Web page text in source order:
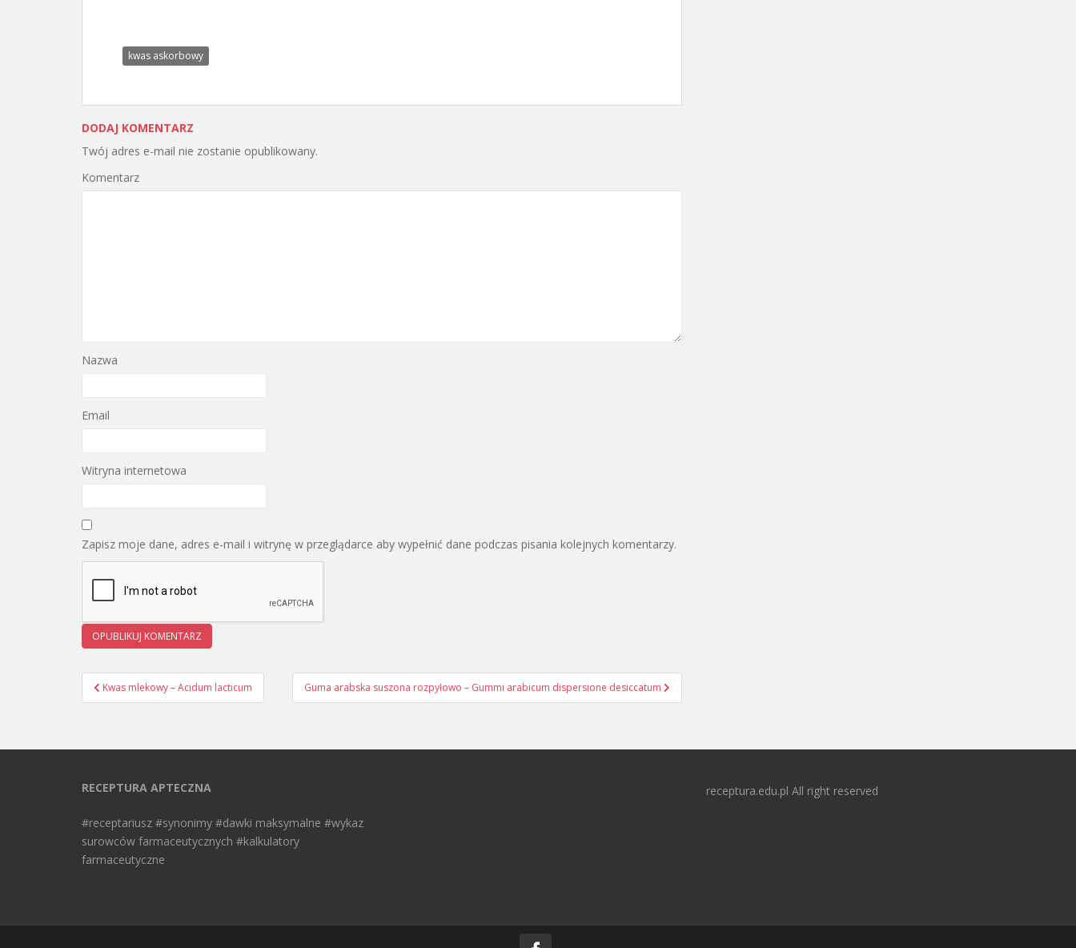
kwas askorbowy
DODAJ KOMENTARZ
Twój adres e-mail nie zostanie opublikowany.
Komentarz
Nazwa
Email
Witryna internetowa
Zapisz moje dane, adres e-mail i witrynę w przeglądarce aby wypełnić dane podczas pisania kolejnych komentarzy.
Nawigacja wpisu
Kwas mlekowy – Acidum lacticum Guma arabska suszona rozpyłowo – Gummi arabicum dispersione desiccatum
RECEPTURA APTECZNA
#receptariusz #synonimy #dawki maksymalne #wykaz
surowców farmaceutycznych #kalkulatory
farmaceutyczne
receptura.edu.pl All right reserved